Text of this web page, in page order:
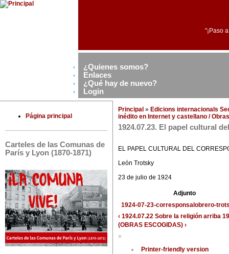
"¡Paso
¿Quienes somos?
Enlaces
¿Qué hay de nuevo?
Login
Página principal
Carteles de las Comunas de
París y Lyon (1870-1871)
Principal » Edicions internacionals
inédito en Internet y castellano /
1924.07.23. El papel cultural
EL PAPEL CULTURAL DEL
León Trotsky
23 de julio de 1924
Adjunto
1924-07-23-corresponsalobrero-
‹ 1924.07.22 Sobre la religión arriba
(OBRAS ESCOGIDAS) ›
»
Printer-friendly version